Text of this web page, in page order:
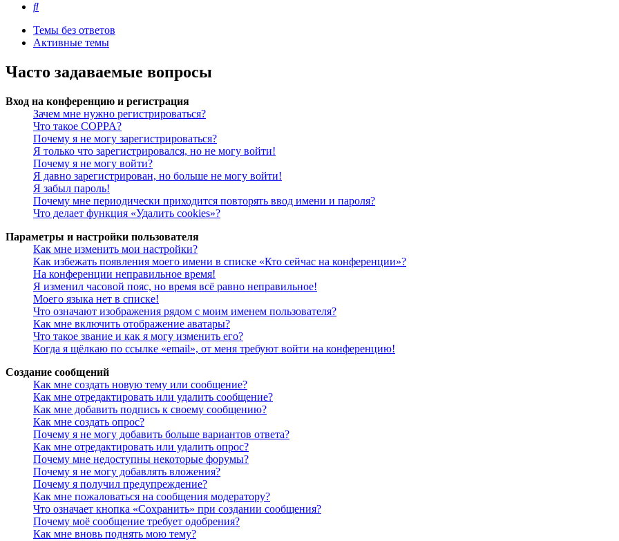
Поиск
Темы без ответов
Активные темы
Часто задаваемые вопросы
Вход на конференцию и регистрация
Зачем мне нужно регистрироваться?
Что такое COPPA?
Почему я не могу зарегистрироваться?
Я только что зарегистрировался, но не могу войти!
Почему я не могу войти?
Я давно зарегистрирован, но больше не могу войти!
Я забыл пароль!
Почему мне периодически приходится повторять ввод имени и пароля?
Что делает функция «Удалить cookies»?
Параметры и настройки пользователя
Как мне изменить мои настройки?
Как избежать появления моего имени в списке «Кто сейчас на конференции»?
На конференции неправильное время!
Я изменил часовой пояс, но время всё равно неправильное!
Моего языка нет в списке!
Что означают изображения рядом с моим именем пользователя?
Как мне включить отображение аватары?
Что такое звание и как я могу изменить его?
Когда я щёлкаю по ссылке «email», от меня требуют войти на конференцию!
Создание сообщений
Как мне создать новую тему или сообщение?
Как мне отредактировать или удалить сообщение?
Как мне добавить подпись к своему сообщению?
Как мне создать опрос?
Почему я не могу добавить больше вариантов ответа?
Как мне отредактировать или удалить опрос?
Почему мне недоступны некоторые форумы?
Почему я не могу добавлять вложения?
Почему я получил предупреждение?
Как мне пожаловаться на сообщения модератору?
Что означает кнопка «Сохранить» при создании сообщения?
Почему моё сообщение требует одобрения?
Как мне вновь поднять мою тему?